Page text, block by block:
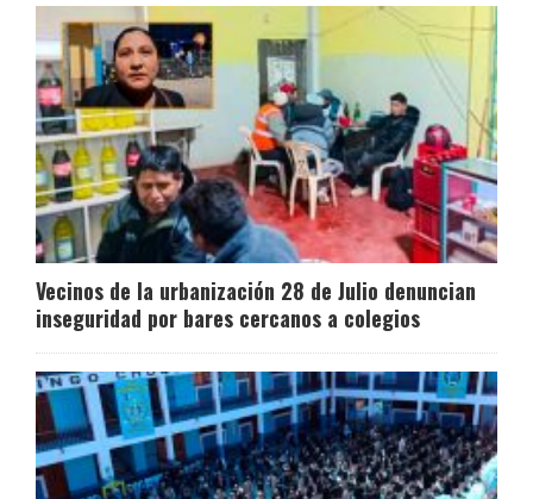
Vecinos de la urbanización 28 de Julio denuncian
inseguridad por bares cercanos a colegios